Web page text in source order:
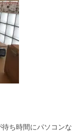
ち時間にパソコンな